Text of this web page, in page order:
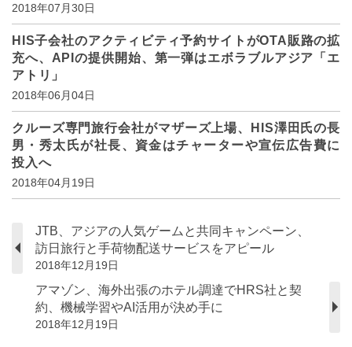
2018年07月30日
HIS子会社のアクティビティ予約サイトがOTA販路の拡
充へ、APIの提供開始、第一弾はエボラブルアジア「エ
アトリ」
2018年06月04日
クルーズ専門旅行会社がマザーズ上場、HIS澤田氏の長
男・秀太氏が社長、資金はチャーターや宣伝広告費に
投入へ
2018年04月19日
JTB、アジアの人気ゲームと共同キャンペーン、
訪日旅行と手荷物配送サービスをアピール
2018年12月19日
アマゾン、海外出張のホテル調達でHRS社と契
約、機械学習やAI活用が決め手に
2018年12月19日